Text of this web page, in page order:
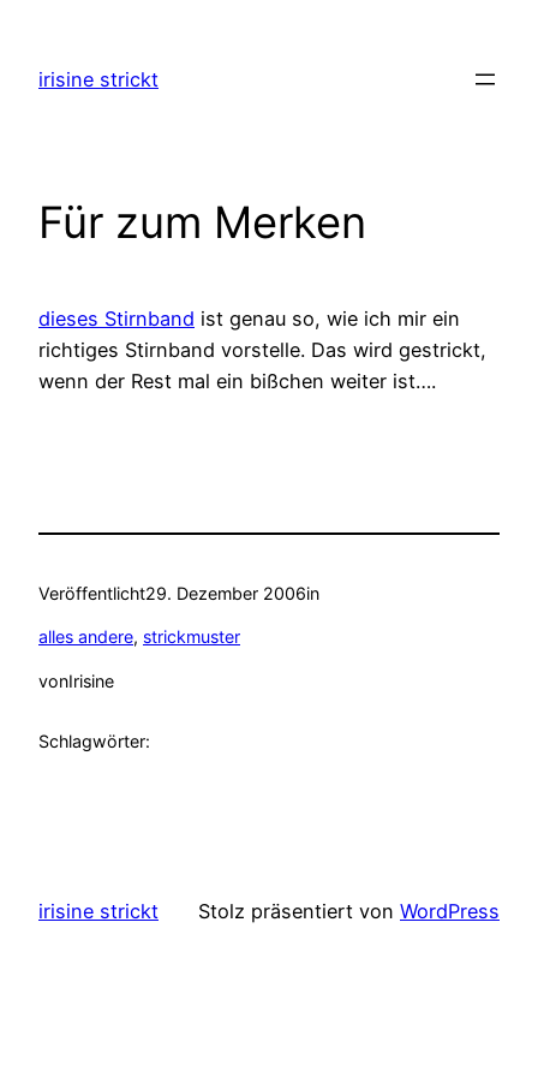
springen
irisine strickt
Für zum Merken
dieses Stirnband ist genau so, wie ich mir ein
richtiges Stirnband vorstelle. Das wird gestrickt,
wenn der Rest mal ein bißchen weiter ist….
Veröffentlicht29. Dezember 2006in
alles andere, strickmuster
vonIrisine
Schlagwörter:
irisine strickt Stolz präsentiert von WordPress